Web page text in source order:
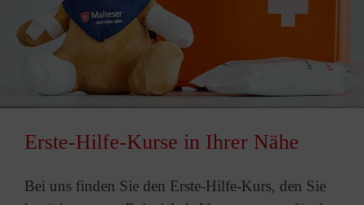
Erste-Hilfe-Kurse in Ihrer Nähe
Bei uns finden Sie den Erste-Hilfe-Kurs, den Sie